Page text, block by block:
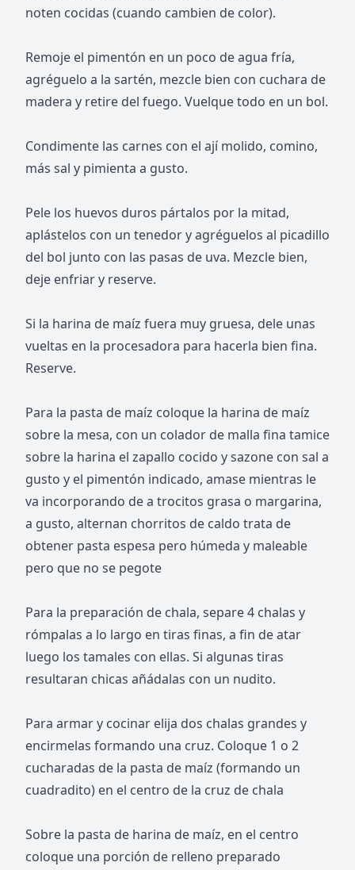
noten cocidas (cuando cambien de color).
Remoje el pimentón en un poco de agua fría,
agréguelo a la sartén, mezcle bien con cuchara de
madera y retire del fuego. Vuelque todo en un bol.
Condimente las carnes con el ají molido, comino,
más sal y pimienta a gusto.
Pele los huevos duros pártalos por la mitad,
aplástelos con un tenedor y agréguelos al picadillo
del bol junto con las pasas de uva. Mezcle bien,
deje enfriar y reserve.
Si la harina de maíz fuera muy gruesa, dele unas
vueltas en la procesadora para hacerla bien fina.
Reserve.
Para la pasta de maíz coloque la harina de maíz
sobre la mesa, con un colador de malla fina tamice
sobre la harina el zapallo cocido y sazone con sal a
gusto y el pimentón indicado, amase mientras le
va incorporando de a trocitos grasa o margarina,
a gusto, alternan chorritos de caldo trata de
obtener pasta espesa pero húmeda y maleable
pero que no se pegote
Para la preparación de chala, separe 4 chalas y
rómpalas a lo largo en tiras finas, a fin de atar
luego los tamales con ellas. Si algunas tiras
resultaran chicas añádalas con un nudito.
Para armar y cocinar elija dos chalas grandes y
encirmelas formando una cruz. Coloque 1 o 2
cucharadas de la pasta de maíz (formando un
cuadradito) en el centro de la cruz de chala
Sobre la pasta de harina de maíz, en el centro
coloque una porción de relleno preparado